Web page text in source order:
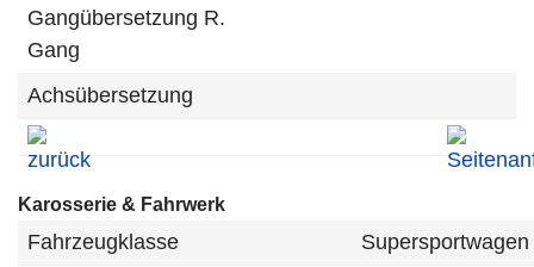
Gangübersetzung R.
Gang
Achsübersetzung
Karosserie & Fahrwerk
Fahrzeugklasse
Supersportwagen